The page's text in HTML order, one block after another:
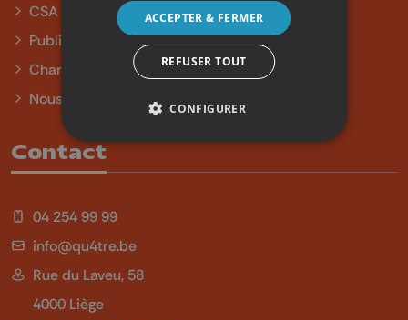
CSA
Publicité
Charte sur l'égalité et la diversité
Nous contacter
Contact
04 254 99 99
info@qu4tre.be
Rue du Laveu, 58
4000 Liège
ACCEPTER & FERMER
REFUSER TOUT
CONFIGURER